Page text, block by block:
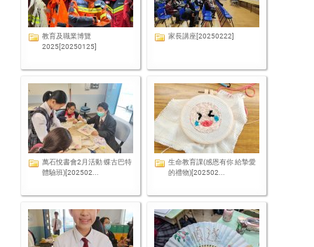
教育及職業博覽
2025[20250125]
家長講座[20250222]
萬石悅書會2月活動 蝶古巴特
體驗班)[202502...
生命教育課(感恩有你 給摯愛
的禮物)[202502...